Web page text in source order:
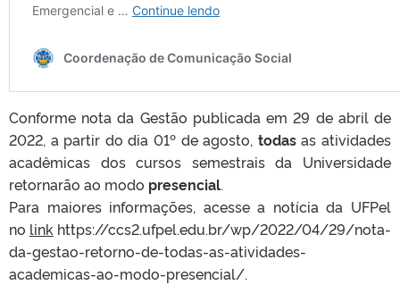
Conforme nota da Gestão publicada em 29 de abril de
2022, a partir do dia 01º de agosto, todasas atividades
acadêmicas dos cursos semestrais da Universidade
retornarão ao modo presencial.
Para maiores informações, acesse a notícia da UFPel
no link https://ccs2.ufpel.edu.br/wp/2022/04/29/nota-
da-gestao-retorno-de-todas-as-atividades-
academicas-ao-modo-presencial/.